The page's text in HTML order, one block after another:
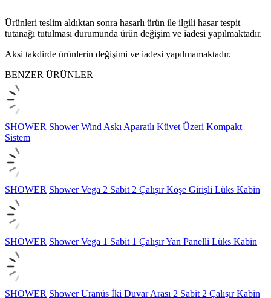
Ürünleri teslim aldıktan sonra hasarlı ürün ile ilgili hasar tespit
tutanağı tutulması durumunda ürün değişim ve iadesi yapılmaktadır.
Aksi takdirde ürünlerin değişimi ve iadesi yapılmamaktadır.
BENZER ÜRÜNLER
SHOWER Shower Wind Askı Aparatlı Küvet Üzeri Kompakt
Sistem
SHOWER Shower Vega 2 Sabit 2 Çalışır Köşe Girişli Lüks Kabin
SHOWER Shower Vega 1 Sabit 1 Çalışır Yan Panelli Lüks Kabin
SHOWER Shower Uranüs İki Duvar Arası 2 Sabit 2 Çalışır Kabin